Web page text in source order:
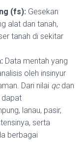
(fs): Gesekan
alat dan tanah,
tanah di sekitar
Data mentah yang
oleh insinyur
Dari nilai qcdan
dapat
lanau, pasir,
serta
berbagai